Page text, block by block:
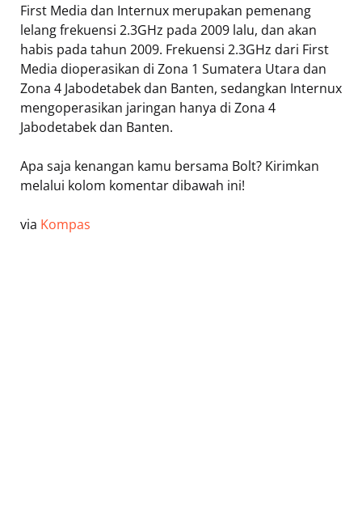
First Media dan Internux merupakan pemenang
lelang frekuensi 2.3GHz pada 2009 lalu, dan akan
habis pada tahun 2009. Frekuensi 2.3GHz dari First
Media dioperasikan di Zona 1 Sumatera Utara dan
Zona 4 Jabodetabek dan Banten, sedangkan Internux
mengoperasikan jaringan hanya di Zona 4
Jabodetabek dan Banten.
Apa saja kenangan kamu bersama Bolt? Kirimkan
melalui kolom komentar dibawah ini!
via Kompas